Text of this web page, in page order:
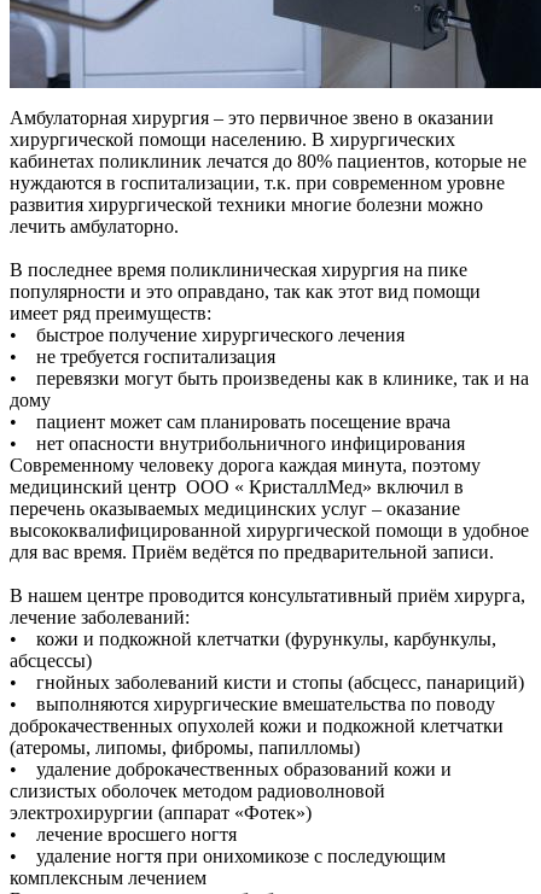
Амбулаторная хирургия – это первичное звено в оказании
хирургической помощи населению. В хирургических
кабинетах поликлиник лечатся до 80% пациентов, которые не
нуждаются в госпитализации, т.к. при современном уровне
развития хирургической техники многие болезни можно
лечить амбулаторно.
В последнее время поликлиническая хирургия на пике
популярности и это оправдано, так как этот вид помощи
имеет ряд преимуществ:
• быстрое получение хирургического лечения
• не требуется госпитализация
• перевязки могут быть произведены как в клинике, так и на
дому
• пациент может сам планировать посещение врача
• нет опасности внутрибольничного инфицирования
Современному человеку дорога каждая минута, поэтому
медицинский центр ООО « КристаллМед» включил в
перечень оказываемых медицинских услуг – оказание
высококвалифицированной хирургической помощи в удобное
для вас время. Приём ведётся по предварительной записи.
В нашем центре проводится консультативный приём хирурга,
лечение заболеваний:
• кожи и подкожной клетчатки (фурункулы, карбункулы,
абсцессы)
• гнойных заболеваний кисти и стопы (абсцесс, панариций)
• выполняются хирургические вмешательства по поводу
доброкачественных опухолей кожи и подкожной клетчатки
(атеромы, липомы, фибромы, папилломы)
• удаление доброкачественных образований кожи и
слизистых оболочек методом радиоволновой
электрохирургии (аппарат «Фотек»)
• лечение вросшего ногтя
• удаление ногтя при онихомикозе с последующим
комплексным лечением